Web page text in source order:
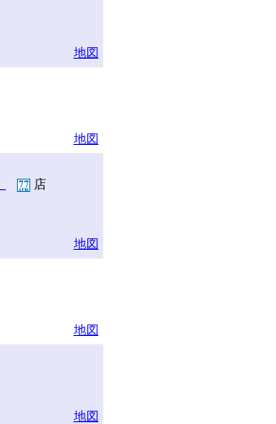
地図
地図
店
地図
地図
地図